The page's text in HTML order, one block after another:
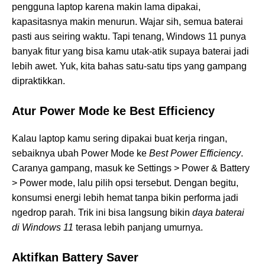
pengguna laptop karena makin lama dipakai,
kapasitasnya makin menurun. Wajar sih, semua baterai
pasti aus seiring waktu. Tapi tenang, Windows 11 punya
banyak fitur yang bisa kamu utak-atik supaya baterai jadi
lebih awet. Yuk, kita bahas satu-satu tips yang gampang
dipraktikkan.
Atur Power Mode ke Best Efficiency
Kalau laptop kamu sering dipakai buat kerja ringan,
sebaiknya ubah Power Mode ke Best Power Efficiency.
Caranya gampang, masuk ke Settings > Power & Battery
> Power mode, lalu pilih opsi tersebut. Dengan begitu,
konsumsi energi lebih hemat tanpa bikin performa jadi
ngedrop parah. Trik ini bisa langsung bikin daya baterai
di Windows 11 terasa lebih panjang umurnya.
Aktifkan Battery Saver